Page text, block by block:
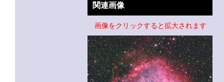
関連画像
画像をクリックすると拡大されます